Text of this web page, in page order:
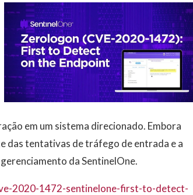
em um sistema direcionado. Embora
das tentativas de tráfego de entrada e a
da SentinelOne.
2020-1472-sentinelone-first-to-detect-